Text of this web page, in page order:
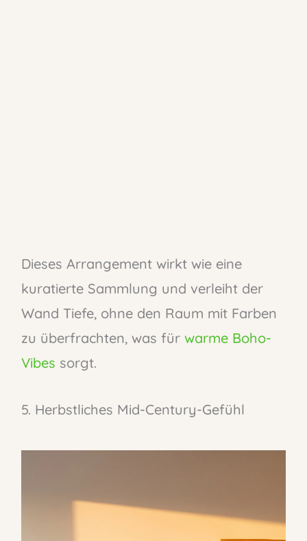
Dieses Arrangement wirkt wie eine
kuratierte Sammlung und verleiht der
Wand Tiefe, ohne den Raum mit Farben
zu überfrachten, was für warme Boho-
Vibes sorgt.
5. Herbstliches Mid-Century-Gefühl